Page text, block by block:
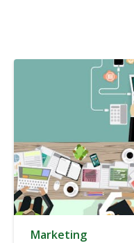
Marketing